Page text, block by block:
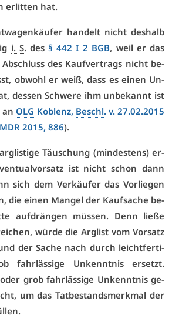
er­lit­ten hat.
han­delt nicht des­halb
i. S. des§ 442 I 2 BGB, weil er das
Ab­schluss des Kauf­ver­trags nicht be­
ob­wohl er weiß, dass es ei­nen Un­
des­sen Schwe­re ihm un­be­kannt ist
anOLG Ko­blenz, Beschl. v. 27.02.2015
MDR 2015, 886).
Täu­schung (min­des­tens) er­
ist nicht schon dann
sich dem Ver­käu­fer das Vor­lie­gen
die ei­nen Man­gel der Kauf­sa­che be­
auf­drän­gen müs­sen. Denn lie­ße
wür­de die Arg­list vom Vor­satz
der Sa­che nach durch leicht­fer­ti­
fahr­läs­si­ge Un­kennt­nis er­setzt.
grob fahr­läs­si­ge Un­kennt­nis ge­
um das Tat­be­stands­merk­mal der